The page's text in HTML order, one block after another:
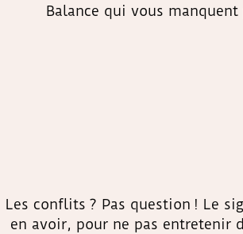
Balance qui vous
Les conflits ? Pas question ! Le
en avoir, pour ne pas entretenir